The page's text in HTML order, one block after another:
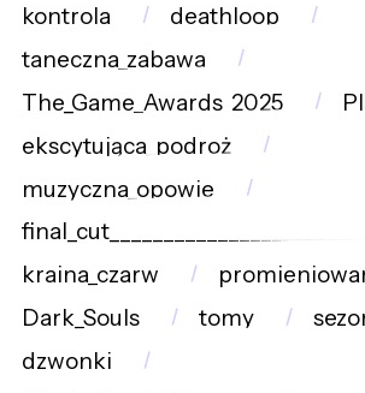
kontrola
deathloop
taneczna_zabawa
The_Game_Awards_2025
ekscytująca_podroż
muzyczna_opowie
final_cut_________________________
kraina_czarw
Dark_Souls
tomy
dzwonki